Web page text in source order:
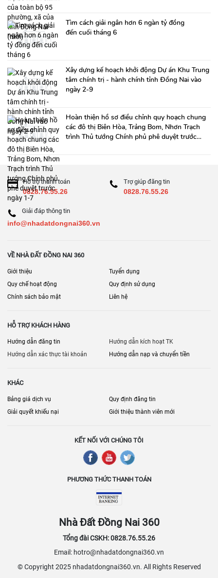
Tìm cách giải ngân hơn 6 ngàn tỷ đồng
đến cuối tháng 6
Xây dựng kế hoạch khởi động Dự án Khu Trung
tâm chính trị - hành chính tỉnh Đồng Nai vào
ngày 2-9
Hoàn thiện hồ sơ điều chỉnh quy hoạch chung
các đô thị Biên Hòa, Trảng Bom, Nhơn Trạch
trình Thủ tướng Chính phủ phê duyệt trước
Hỗ trợ thanh toán
0828.76.55.26
Trợ giúp đăng tin
0828.76.55.26
Giải đáp thông tin
info@nhadatdongnai360.vn
VỀ NHÀ ĐẤT ĐỒNG NAI 360
Giới thiệu
Tuyển dụng
Quy chế hoạt động
Quy định sử dụng
Chính sách bảo mật
Liên hệ
HỖ TRỢ KHÁCH HÀNG
Hướng dẫn đăng tin
Hướng dẫn kích hoạt TK
Hướng dẫn xác thực tài khoản
Hướng dẫn nạp và chuyển tiền
KHÁC
Bảng giá dịch vụ
Quy định đăng tin
Giải quyết khiếu nại
Giới thiệu thành viên mới
KẾT NỐI VỚI CHÚNG TÔI
PHƯƠNG THỨC THANH TOÁN
Nhà Đất Đồng Nai 360
Tổng đài CSKH: 0828.76.55.26
Email: hotro@nhadatdongnai360.vn
© Copyright 2025 nhadatdongnai360.vn. All Rights Reserved